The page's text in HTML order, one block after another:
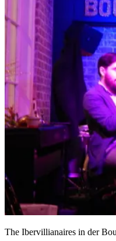
The Ibervillianaires in der